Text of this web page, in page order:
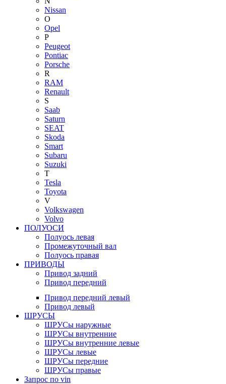
Nissan
O
Opel
P
Peugeot
Pontiac
Porsche
R
RAM
Renault
S
Saab
Saturn
SEAT
Skoda
Smart
Subaru
Suzuki
T
Tesla
Toyota
V
Volkswagen
Volvo
ПОЛУОСИ
Полуось левая
Промежуточный вал
Полуось правая
ПРИВОДЫ
Привод задний
Привод передний
Привод передний левый
Привод левый
ШРУСЫ
ШРУСы наружные
ШРУСы внутренние
ШРУСы внутренние левые
ШРУСы левые
ШРУСы передние
ШРУСы правые
Запрос по vin